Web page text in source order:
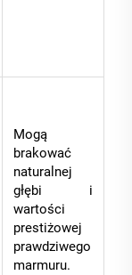
Mogą
brakować
naturalnej
głębi i
wartości
prestiżowej
prawdziwego
marmuru.